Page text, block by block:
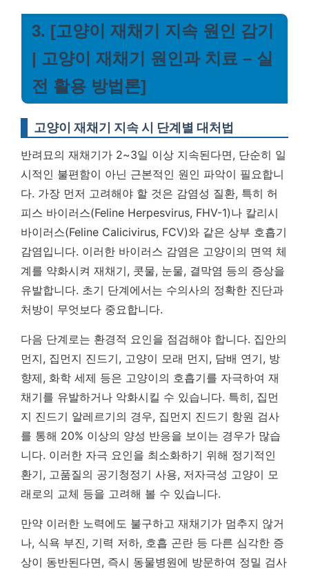
3. [고양이 재채기 지속 원인 감기
| 고양이 재채기 원인과 치료 – 실
전 활용 방법론]
고양이 재채기 지속 시 단계별 대처법
반려묘의 재채기가 2~3일 이상 지속된다면, 단순히 일
시적인 불편함이 아닌 근본적인 원인 파악이 필요합니
다. 가장 먼저 고려해야 할 것은 감염성 질환, 특히 허
피스 바이러스(Feline Herpesvirus, FHV-1)나 칼리시
바이러스(Feline Calicivirus, FCV)와 같은 상부 호흡기
감염입니다. 이러한 바이러스 감염은 고양이의 면역 체
계를 약화시켜 재채기, 콧물, 눈물, 결막염 등의 증상을
유발합니다. 초기 단계에서는 수의사의 정확한 진단과
처방이 무엇보다 중요합니다.
다음 단계로는 환경적 요인을 점검해야 합니다. 집안의
먼지, 집먼지 진드기, 고양이 모래 먼지, 담배 연기, 방
향제, 화학 세제 등은 고양이의 호흡기를 자극하여 재
채기를 유발하거나 악화시킬 수 있습니다. 특히, 집먼
지 진드기 알레르기의 경우, 집먼지 진드기 항원 검사
를 통해 20% 이상의 양성 반응을 보이는 경우가 많습
니다. 이러한 자극 요인을 최소화하기 위해 정기적인
환기, 고품질의 공기청정기 사용, 저자극성 고양이 모
래로의 교체 등을 고려해 볼 수 있습니다.
만약 이러한 노력에도 불구하고 재채기가 멈추지 않거
나, 식욕 부진, 기력 저하, 호흡 곤란 등 다른 심각한 증
상이 동반된다면, 즉시 동물병원에 방문하여 정밀 검사